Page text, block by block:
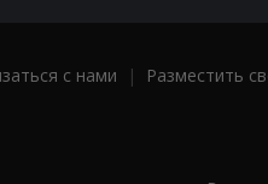
с нами | Разместить